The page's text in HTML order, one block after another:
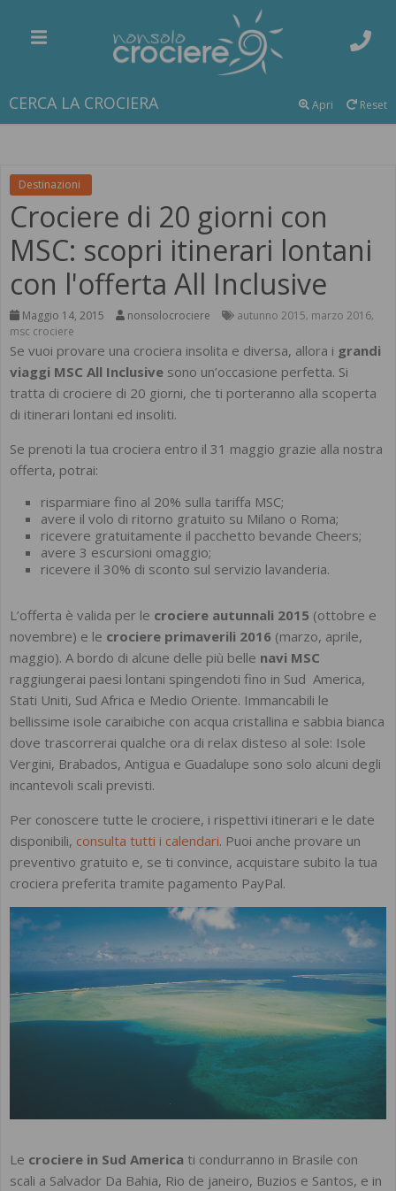
CERCA LA CROCIERA Reset
Apri
Destinazioni
Crociere di 20 giorni con
MSC: scopri itinerari lontani
con l'offerta All Inclusive
Maggio 14, 2015 nonsolocrociere autunno 2015, marzo 2016,
msc crociere
Se vuoi provare una crociera insolita e diversa, allora i grandi
viaggi MSC All Inclusive sono un’occasione perfetta. Si
tratta di crociere di 20 giorni, che ti porteranno alla scoperta
di itinerari lontani ed insoliti.
Se prenoti la tua crociera entro il 31 maggio grazie alla nostra
offerta, potrai:
risparmiare fino al 20% sulla tariffa MSC;
avere il volo di ritorno gratuito su Milano o Roma;
ricevere gratuitamente il pacchetto bevande Cheers;
avere 3 escursioni omaggio;
ricevere il 30% di sconto sul servizio lavanderia.
L’offerta è valida per le crociere autunnali 2015 (ottobre e
novembre) e le crociere primaverili 2016 (marzo, aprile,
maggio). A bordo di alcune delle più belle navi MSC
raggiungerai paesi lontani spingendoti fino in Sud America,
Stati Uniti, Sud Africa e Medio Oriente. Immancabili le
bellissime isole caraibiche con acqua cristallina e sabbia bianca
dove trascorrerai qualche ora di relax disteso al sole: Isole
Vergini, Brabados, Antigua e Guadalupe sono solo alcuni degli
incantevoli scali previsti.
Per conoscere tutte le crociere, i rispettivi itinerari e le date
disponibili, consulta tutti i calendari. Puoi anche provare un
preventivo gratuito e, se ti convince, acquistare subito la tua
crociera preferita tramite pagamento PayPal.
Le crociere in Sud America ti condurranno in Brasile con
scali a Salvador Da Bahia, Rio de janeiro, Buzios e Santos, e in